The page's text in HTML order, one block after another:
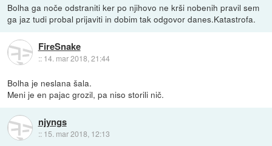
Bolha ga noče odstraniti ker po njihovo ne krši nobenih pravil sem
ga jaz tudi probal prijaviti in dobim tak odgovor danes.Katastrofa.
FireSnake
:: 14. mar 2018, 21:44
Bolha je neslana šala.
Meni je en pajac grozil, pa niso storili nič.
njyngs
:: 15. mar 2018, 12:13